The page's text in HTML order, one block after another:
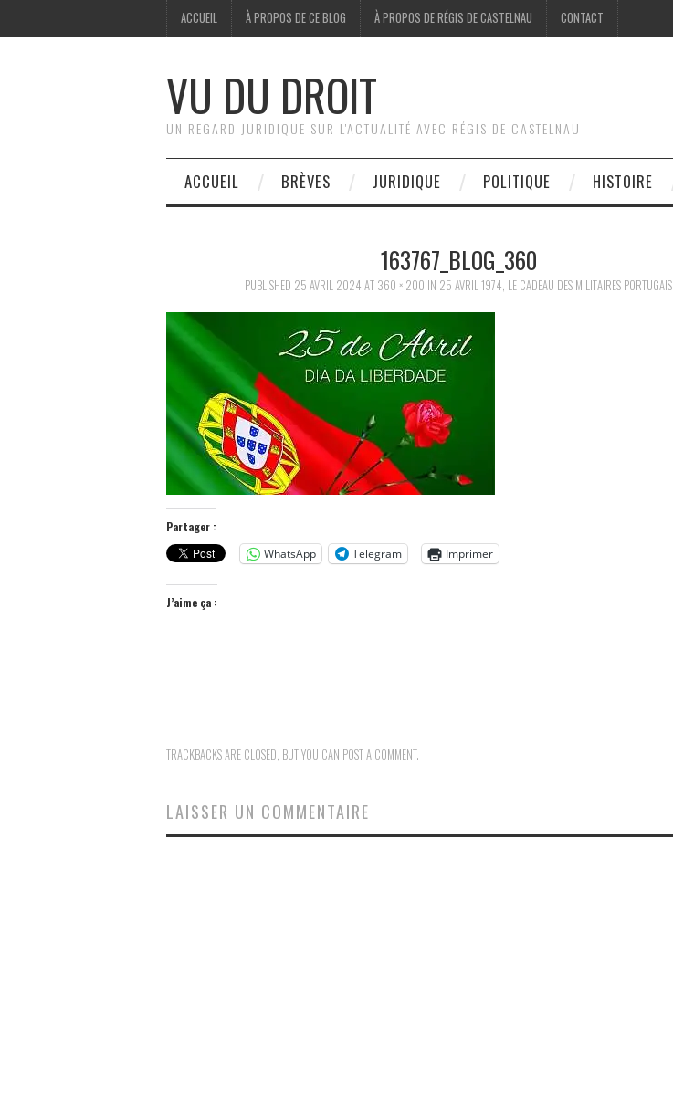
ACCUEIL À PROPOS DE CE BLOG À PROPOS DE RÉGIS DE CASTELNAU CONTACT
VU DU DROIT
UN REGARD JURIDIQUE SUR L'ACTUALITÉ AVEC RÉGIS DE CASTELNAU
ACCUEIL BRÈVES JURIDIQUE POLITIQUE HISTOIRE
163767_BLOG_360
PUBLISHED 25 AVRIL 2024 AT 360 × 200 IN 25 AVRIL 1974, LE CADEAU DES MILITAIRES PORTUGAIS
Partager :
WhatsApp
Telegram Imprimer
J’aime ça :
TRACKBACKS ARE CLOSED, BUT YOU CAN POST A COMMENT.
LAISSER UN COMMENTAIRE